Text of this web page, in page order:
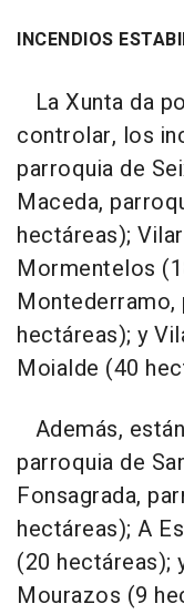
INCENDIOS
La Xunta da
controlar, los
parroquia de
Maceda,
hectáreas);
Mormentelos
Montederramo,
hectáreas); y
Moialde (40
Además,
parroquia de
Fonsagrada,
hectáreas); A
(20 hectáreas);
Mourazos (9